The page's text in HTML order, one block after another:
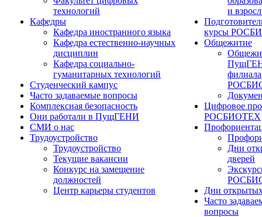
технологий
Кафедры
Кафедра иностранного языка
Кафедра естественно-научных
дисциплин
Кафедра социально-
гуманитарных технологий
Студенческий кампус
Часто задаваемые вопросы
Комплексная безопасность
Они работали в ПущГЕНИ
СМИ о нас
Трудоустройство
Трудоустройство
Текущие вакансии
Конкурс на замещение
должностей
Центр карьеры студентов
и
курсы
Общежитие
филиала
Цифровое
РОСБИОТЕХ
Дни
дверей
Дни
Часто
вопросы